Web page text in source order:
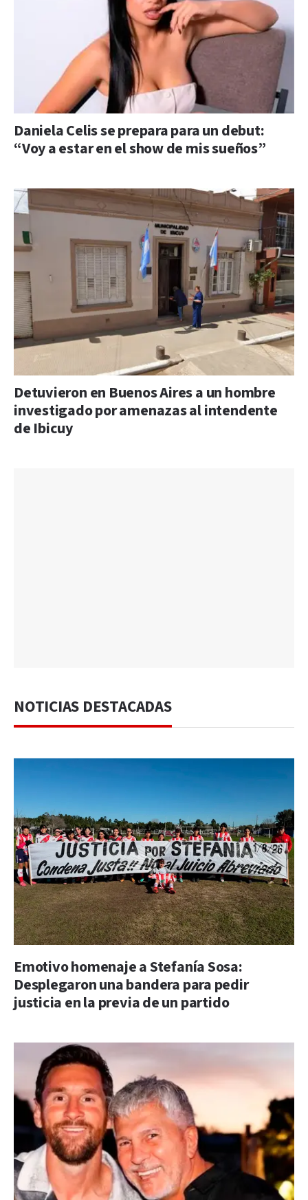
Daniela Celis se prepara para un debut:
“Voy a estar en el show de mis sueños”
Detuvieron en Buenos Aires a un hombre
investigado por amenazas al intendente
de Ibicuy
NOTICIAS DESTACADAS
Emotivo homenaje a Stefanía Sosa:
Desplegaron una bandera para pedir
justicia en la previa de un partido